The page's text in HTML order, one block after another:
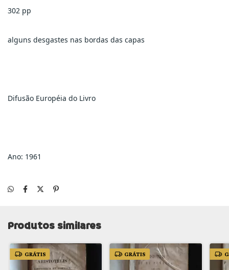
302 pp
alguns desgastes nas bordas das capas
Difusão Européia do Livro
Ano: 1961
Produtos similares
GRÁTIS GRÁTIS